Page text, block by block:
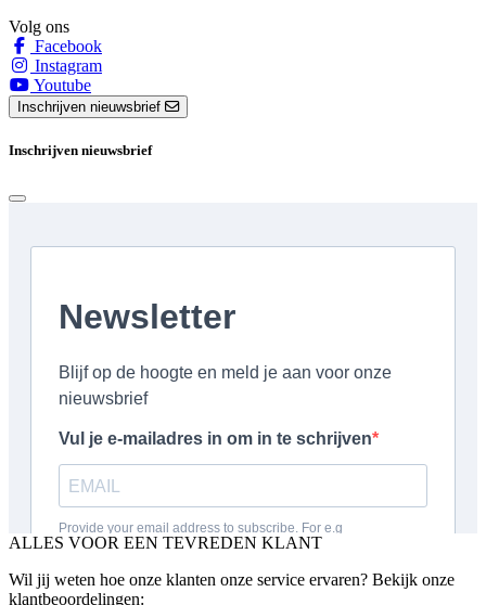
Volg ons
Facebook
Instagram
Youtube
Inschrijven nieuwsbrief
Inschrijven nieuwsbrief
ALLES VOOR EEN TEVREDEN KLANT
Wil jij weten hoe onze klanten onze service ervaren? Bekijk onze
klantbeoordelingen: